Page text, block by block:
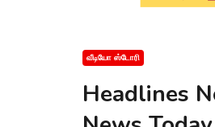
வீடியோ ஸ்டோரி
Headlines